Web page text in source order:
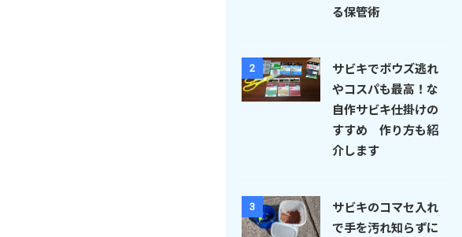
る保管術
2
サビキでボウズ逃れ
やコスパも最高！な
自作サビキ仕掛けの
すすめ 作り方も紹
介します
3
サビキのコマセ入れ
で手を汚れ知らずに